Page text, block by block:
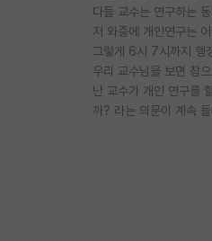
다들 교수는 연구하는
저 와중에 개인연구는
그렇게 6시 7시까지 행
우리 교수님을 보면 참
난 교수가 개인 연구를
까? 라는 의문이 계속